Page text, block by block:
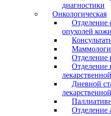
диагностики
Онкологическая
Отделение
опухолей кожи
Отделение
Отделение
Дневной
Отделение